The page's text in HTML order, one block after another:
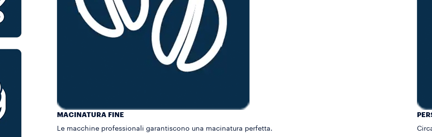
MACINATURA FINE
Le macchine professionali garantiscono una macinatura perfetta.